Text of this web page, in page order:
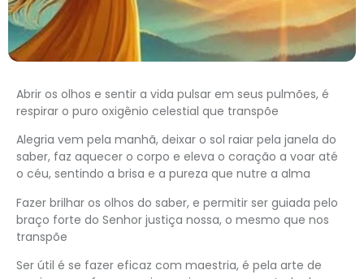
Abrir os olhos e sentir a vida pulsar em seus pulmões, é
respirar o puro oxigênio celestial que transpõe
Alegria vem pela manhã, deixar o sol raiar pela janela do
saber, faz aquecer o corpo e eleva o coração a voar até
o céu, sentindo a brisa e a pureza que nutre a alma
Fazer brilhar os olhos do saber, e permitir ser guiada pelo
braço forte do Senhor justiça nossa, o mesmo que nos
transpõe
Ser útil é se fazer eficaz com maestria, é pela arte de